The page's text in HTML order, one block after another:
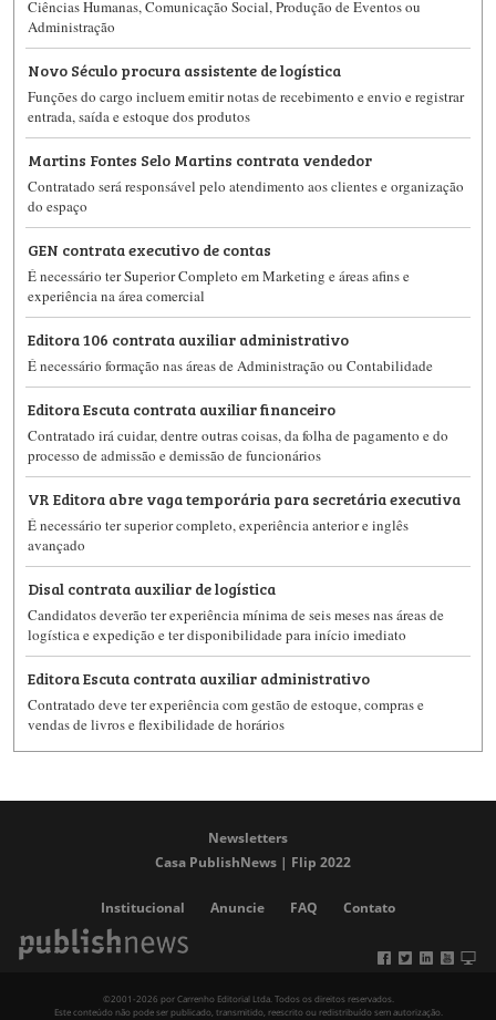
Ciências Humanas, Comunicação Social, Produção de Eventos ou
Administração
Novo Século procura assistente de logística
Funções do cargo incluem emitir notas de recebimento e envio e registrar
entrada, saída e estoque dos produtos
Martins Fontes Selo Martins contrata vendedor
Contratado será responsável pelo atendimento aos clientes e organização
do espaço
GEN contrata executivo de contas
É necessário ter Superior Completo em Marketing e áreas afins e
experiência na área comercial
Editora 106 contrata auxiliar administrativo
É necessário formação nas áreas de Administração ou Contabilidade
Editora Escuta contrata auxiliar financeiro
Contratado irá cuidar, dentre outras coisas, da folha de pagamento e do
processo de admissão e demissão de funcionários
VR Editora abre vaga temporária para secretária executiva
É necessário ter superior completo, experiência anterior e inglês
avançado
Disal contrata auxiliar de logística
Candidatos deverão ter experiência mínima de seis meses nas áreas de
logística e expedição e ter disponibilidade para início imediato
Editora Escuta contrata auxiliar administrativo
Contratado deve ter experiência com gestão de estoque, compras e
vendas de livros e flexibilidade de horários
Newsletters
Casa PublishNews | Flip 2022
Institucional Anuncie FAQ Contato
©2001-2026 por Carrenho Editorial Ltda. Todos os direitos reservados.
Este conteúdo não pode ser publicado, transmitido, reescrito ou redistribuído sem autorização.